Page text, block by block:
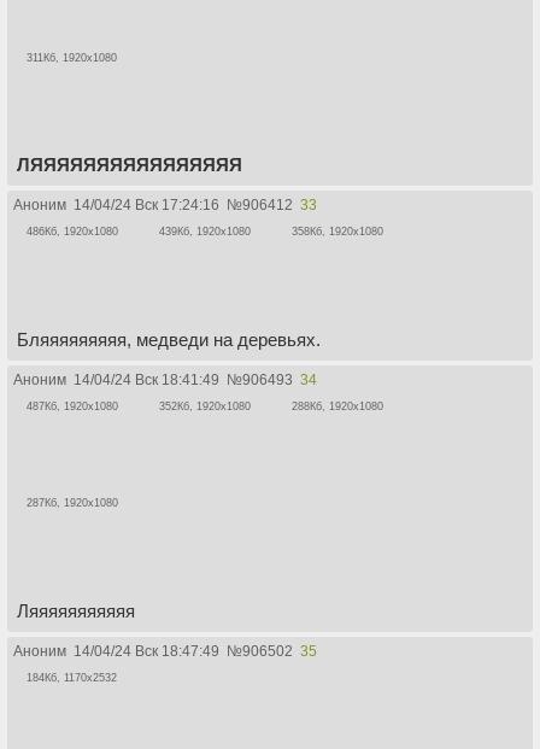
311Кб, 1920x1080
ЛЯЯЯЯЯЯЯЯЯЯЯЯЯЯЯЯ
Аноним 14/04/24 Вск 17:24:16 №906412 33
486Кб, 1920x1080 439Кб, 1920x1080 358Кб, 1920x1080
Бляяяяяяяяя, медведи на деревьях.
Аноним 14/04/24 Вск 18:41:49 №906493 34
487Кб, 1920x1080 352Кб, 1920x1080 288Кб, 1920x1080
287Кб, 1920x1080
Ляяяяяяяяяяя
Аноним 14/04/24 Вск 18:47:49 №906502 35
184Кб, 1170x2532